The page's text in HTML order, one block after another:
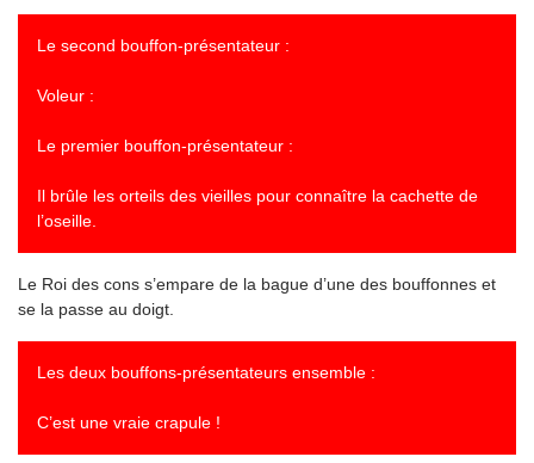
Le second bouffon-présentateur :
Voleur :
Le premier bouffon-présentateur :
Il brûle les orteils des vieilles pour connaître la cachette de
l’oseille.
Le Roi des cons s’empare de la bague d’une des bouffonnes et
se la passe au doigt.
Les deux bouffons-présentateurs ensemble :
C’est une vraie crapule !